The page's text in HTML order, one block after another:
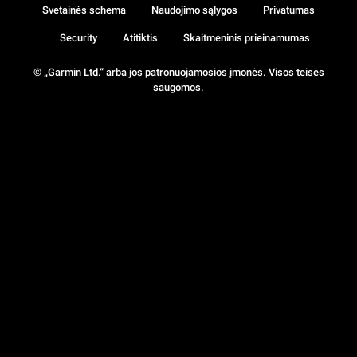
© „Garmin Ltd.“ arba jos patronuojamosios įmonės. Visos teisės
saugomos.
Svetainės schema Naudojimo sąlygos Privatumas
Security Atitiktis Skaitmeninis prieinamumas